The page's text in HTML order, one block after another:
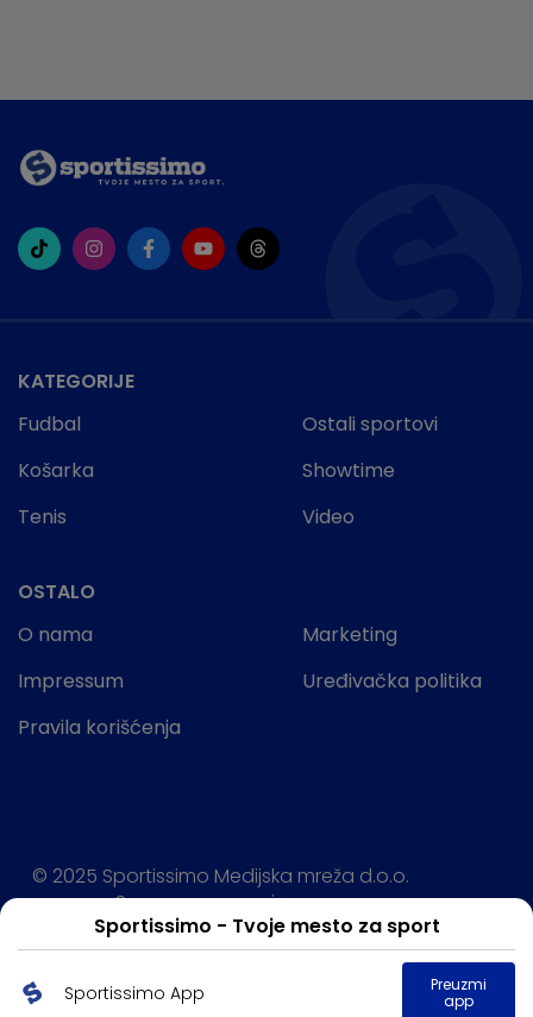
Sportissimo - Tvoje mesto za sport
Sportissimo App
Preuzmi
app
KATEGORIJE
Fudbal
Košarka
Tenis
Ostali sportovi
Showtime
Video
OSTALO
O nama
Impressum
Pravila korišćenja
Marketing
Uređivačka politika
© 2025 Sportissimo Medijska mreža d.o.o.
Sva prava rezervisana.
Powered by: